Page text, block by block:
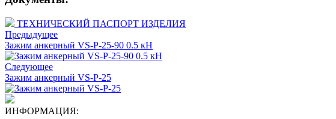
ТЕХНИЧЕСКИЙ ПАСПОРТ ИЗДЕЛИЯ
Предыдущее
Зажим анкерный VS-P-25-90 0.5 кН
Следующее
Зажим анкерный VS-P-25
ИНФОРМАЦИЯ: